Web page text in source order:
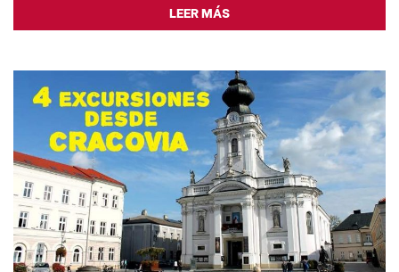
LEER MÁS